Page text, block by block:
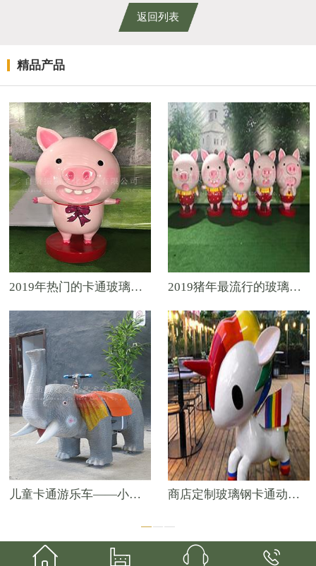
返回列表
精品产品
2019年热门的卡通玻璃钢模型——可爱小猪 2019猪年最流行的玻璃钢卡通模型
儿童卡通游乐车——小朋友争着玩的游乐设备 商店定制玻璃钢卡通动物摆件——彩虹独角兽
   